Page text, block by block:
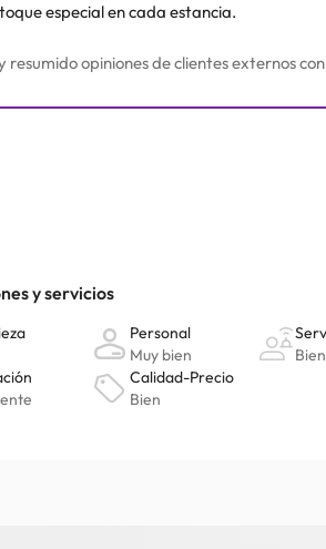
especial en cada estancia.
opiniones de clientes externos